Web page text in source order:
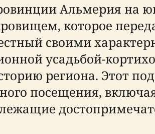
Альмерия на
которое
своими
усадьбой-
региона. Этот
посещения,